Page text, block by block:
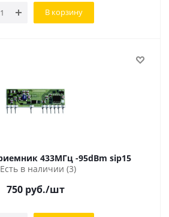
В корзину
RR6-433 АМ-приемник 433МГц -95dBm sip15
Есть в наличии (3)
750руб./шт